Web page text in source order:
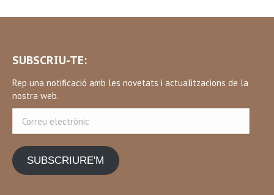
SUBSCRIU-TE:
Rep una notificació amb les novetats i actualitzacions de la
nostra web.
electrònic
SUBSCRIURE'M